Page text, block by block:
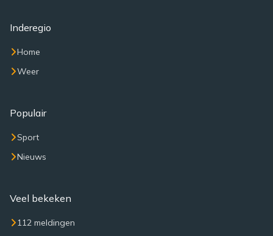
Inderegio
Home
Weer
Populair
Sport
Nieuws
Veel bekeken
112 meldingen